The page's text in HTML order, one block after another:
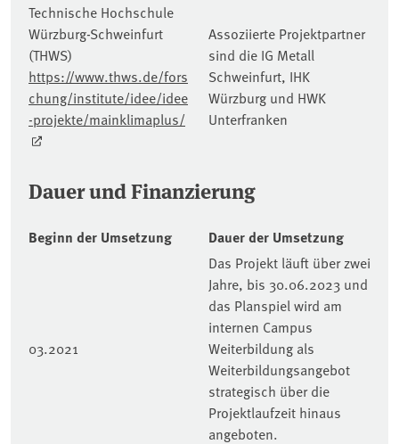
Technische Hochschule
Würzburg-Schweinfurt
(THWS)
https://www.thws.de/fors
chung/institute/idee/idee
-projekte/mainklimaplus/
Assoziierte Projektpartner
sind die IG Metall
Schweinfurt, IHK
Würzburg und HWK
Unterfranken
Dauer und Finanzierung
Beginn der Umsetzung
03.2021
Dauer der Umsetzung
Das Projekt läuft über zwei
Jahre, bis 30.06.2023 und
das Planspiel wird am
internen Campus
Weiterbildung als
Weiterbildungsangebot
strategisch über die
Projektlaufzeit hinaus
angeboten.